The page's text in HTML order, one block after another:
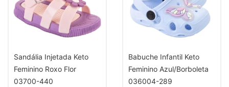
Sandália Injetada Keto
Feminino Roxo Flor
03700-440
Babuche Infantil Keto
Feminino Azul/Borboleta
036004-289